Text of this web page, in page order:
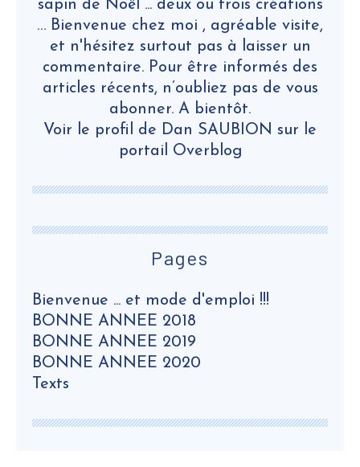
Pages
Bienvenue ... et mode d'emploi !!!
BONNE ANNEE 2018
BONNE ANNEE 2019
BONNE ANNEE 2020
Texts
sapin de Noël ... deux ou trois créations
… Bienvenue chez moi , agréable visite,
et n'hésitez surtout pas à laisser un
commentaire. Pour être informés des
articles récents, n’oubliez pas de vous
abonner. A bientôt.
Voir le profil de Dan SAUBION sur le
portail Overblog